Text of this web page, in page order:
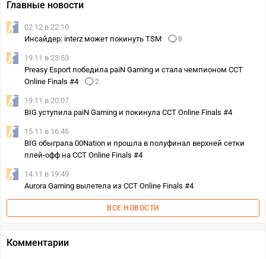
Главные новости
02.12 в 22:10
Инсайдер: interz может покинуть TSM
8
19.11 в 23:53
Preasy Esport победила paiN Gaming и стала чемпионом CCT
Online Finals #4
2
19.11 в 20:07
BIG уступила paiN Gaming и покинула CCT Online Finals #4
15.11 в 16:46
BIG обыграла 00Nation и прошла в полуфинал верхней сетки
плей-офф на CCT Online Finals #4
14.11 в 19:49
Aurora Gaming вылетела из CCT Online Finals #4
ВСЕ НОВОСТИ
Комментарии